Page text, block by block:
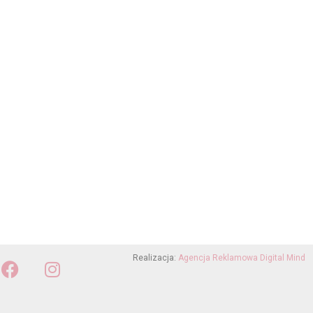
Realizacja: Agencja Reklamowa Digital Mind